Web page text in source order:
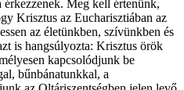
Meg kell értenünk,
Krisztus az Eucharisztiában az
az életünkben, szívünkben és
is hangsúlyozta: Krisztus örök
kapcsolódjunk be
bűnbánatunkkal, a